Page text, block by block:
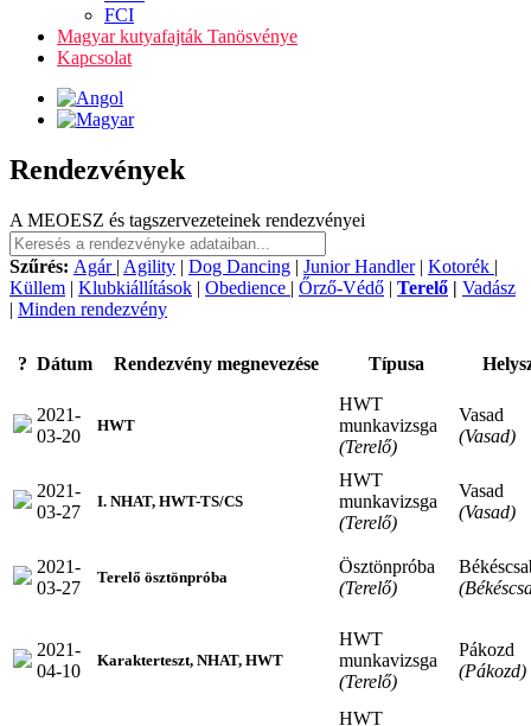
FCI
Magyar kutyafajták Tanösvénye
Kapcsolat
Rendezvények
A MEOESZ és tagszervezeteinek rendezvényei
Szűrés: Agár | Agility | Dog Dancing | Junior Handler| Kotorék |
Küllem | Klubkiállítások | Obedience | Őrző-Védő | Terelő | Vadász
| Minden rendezvény
? Dátum Rendezvény megnevezése Típusa
2021-
03-20
HWT
HWT
munkavizsga
(Terelő)
Vasad
(Vasad)
2021-
03-27
I. NHAT, HWT-TS/CS
HWT
munkavizsga
(Terelő)
Vasad
(Vasad)
2021-
03-27
Terelő ösztönpróba
Ösztönpróba
(Terelő)
2021-
04-10
Karakterteszt, NHAT, HWT
HWT
munkavizsga
(Terelő)
Pákozd
(Pákozd)
HWT